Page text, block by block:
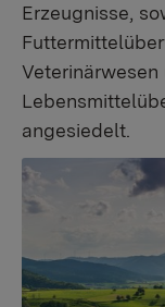
Erzeugnisse,
Veterinärwesen
angesiedelt.